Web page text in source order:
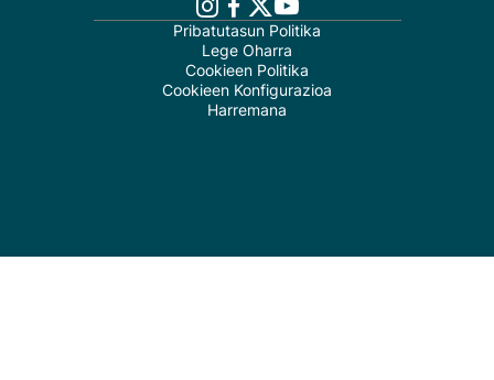
Pribatutasun Politika
Lege Oharra
Cookieen Politika
Cookieen Konfigurazioa
Harremana